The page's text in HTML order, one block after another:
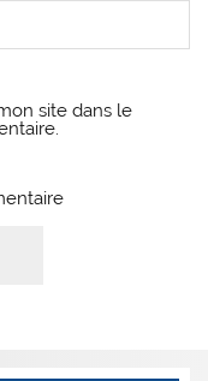
site dans le